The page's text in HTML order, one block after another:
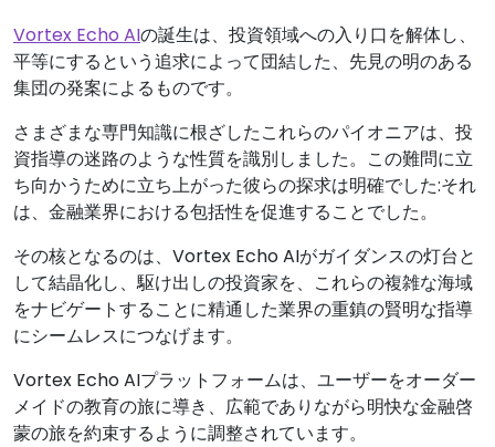
Vortex Echo AIの誕生は、投資領域への入り口を解体し、
平等にするという追求によって団結した、先見の明のある
集団の発案によるものです。
さまざまな専門知識に根ざしたこれらのパイオニアは、投
資指導の迷路のような性質を識別しました。この難問に立
ち向かうために立ち上がった彼らの探求は明確でした:それ
は、金融業界における包括性を促進することでした。
その核となるのは、Vortex Echo AIがガイダンスの灯台と
して結晶化し、駆け出しの投資家を、これらの複雑な海域
をナビゲートすることに精通した業界の重鎮の賢明な指導
にシームレスにつなげます。
Vortex Echo AIプラットフォームは、ユーザーをオーダー
メイドの教育の旅に導き、広範でありながら明快な金融啓
蒙の旅を約束するように調整されています。